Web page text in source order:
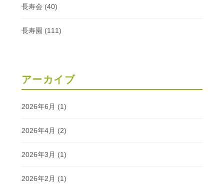
長寿会 (40)
長寿園 (111)
アーカイブ
2026年6月 (1)
2026年4月 (2)
2026年3月 (1)
2026年2月 (1)